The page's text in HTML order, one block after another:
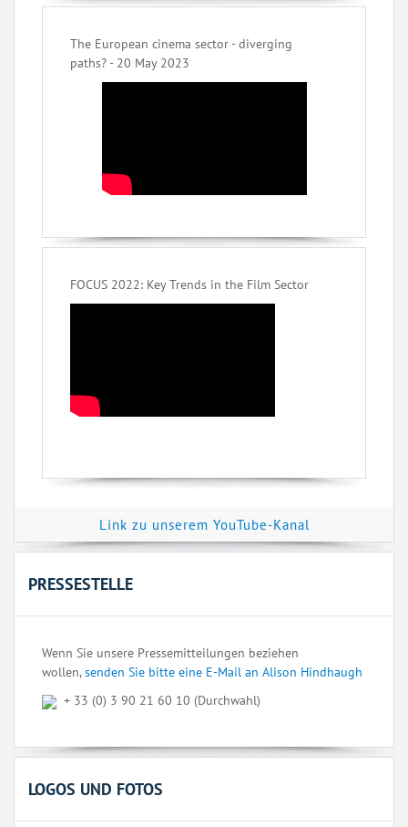
The European cinema sector - diverging
paths? - 20 May 2023
FOCUS 2022: Key Trends in the Film Sector
Link zu unserem YouTube-Kanal
PRESSESTELLE
Wenn Sie unsere Pressemitteilungen beziehen
wollen,senden Sie bitte eine E-Mail an Alison Hindhaugh
+ 33 (0) 3 90 21 60 10 (Durchwahl)
LOGOS UND FOTOS